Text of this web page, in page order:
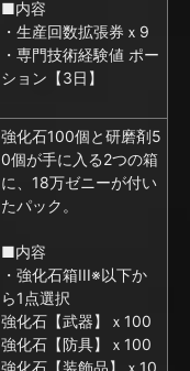
■内容
・生産回数拡張券ｘ9
・専門技術経験値 ポー
ション【3日】
強化石100個と研磨剤5
0個が手に入る2つの箱
に、18万ゼニーが付い
たパック。
■内容
・強化石箱III※以下か
ら1点選択
強化石【武器】ｘ100
強化石【防具】ｘ100
強化石【装飾品】ｘ10